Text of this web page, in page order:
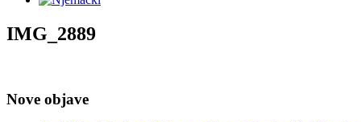
IMG_2889
Nove objave